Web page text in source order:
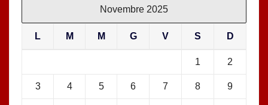
Novembre 2025
L M M G V S D
1 2
3 4 5 6 7 8 9